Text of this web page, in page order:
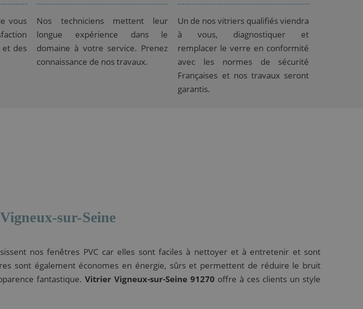
vous
et des
Nos techniciens mettent leur
longue expérience dans le
domaine à votre service. Prenez
connaissance de nos travaux.
Un de nos vitriers qualifiés viendra
à vous, diagnostiquer et
remplacer le verre en conformité
avec les normes de sécurité
Françaises et nos travaux seront
garantis.
sur-Seine
nos fenêtres PVC car elles sont faciles à nettoyer et à entretenir et sont
sont également économes en énergie, sûrs et permettent de réduire le bruit
fantastique. Vitrier Vigneux-sur-Seine 91270 offre à ces clients un style